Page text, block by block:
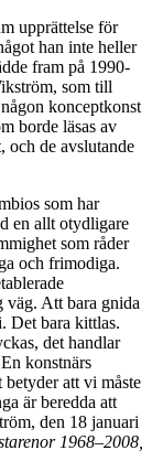
upprättelse för
han inte heller
fram på 1990-
som till
konceptkonst
borde läsas av
och de avslutande
som har
en allt otydligare
som råder
och frimodiga.
väg. Att bara gnida
Det bara kittlas.
det handlar
konstnärs
betyder att vi måste
är beredda att
den 18 januari
1968–2008,